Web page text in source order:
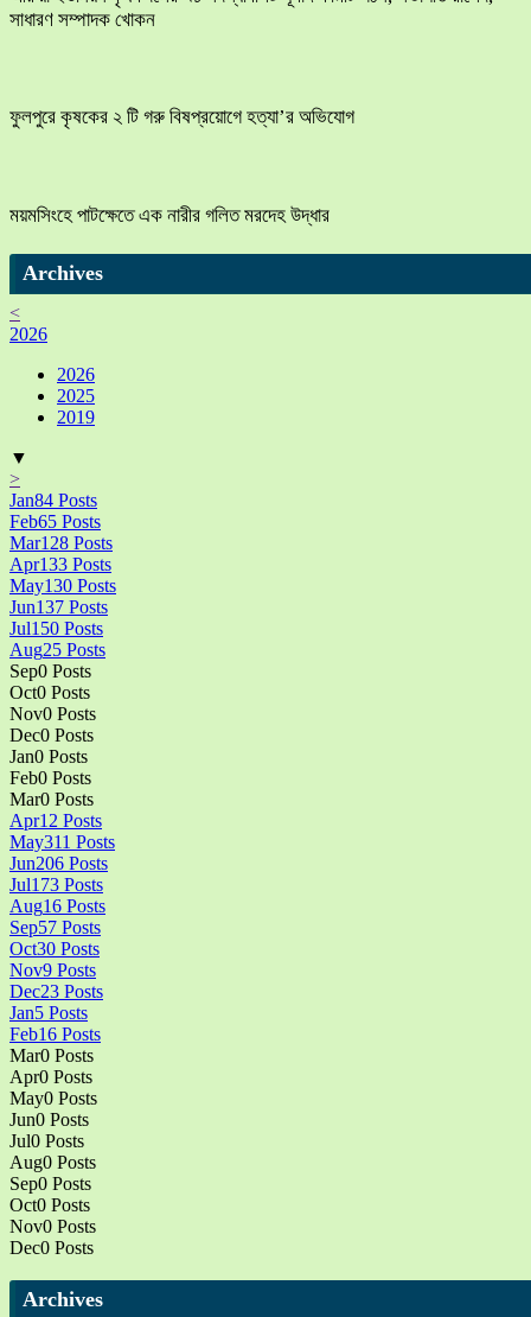
সাধারণ সম্পাদক খোকন
ফুলপুরে কৃষকের ২ টি গরু বিষপ্রয়োগে হত্যা’র অভিযোগ
ময়মসিংহে পাটক্ষেতে এক নারীর গলিত মরদেহ উদ্ধার
Archives
<
2026
2026
2025
2019
▼
>
Jan84 Posts
Feb65 Posts
Mar128 Posts
Apr133 Posts
May130 Posts
Jun137 Posts
Jul150 Posts
Aug25 Posts
Sep0 Posts
Oct0 Posts
Nov0 Posts
Dec0 Posts
Jan0 Posts
Feb0 Posts
Mar0 Posts
Apr12 Posts
May311 Posts
Jun206 Posts
Jul173 Posts
Aug16 Posts
Sep57 Posts
Oct30 Posts
Nov9 Posts
Dec23 Posts
Jan5 Posts
Feb16 Posts
Mar0 Posts
Apr0 Posts
May0 Posts
Jun0 Posts
Jul0 Posts
Aug0 Posts
Sep0 Posts
Oct0 Posts
Nov0 Posts
Dec0 Posts
Archives